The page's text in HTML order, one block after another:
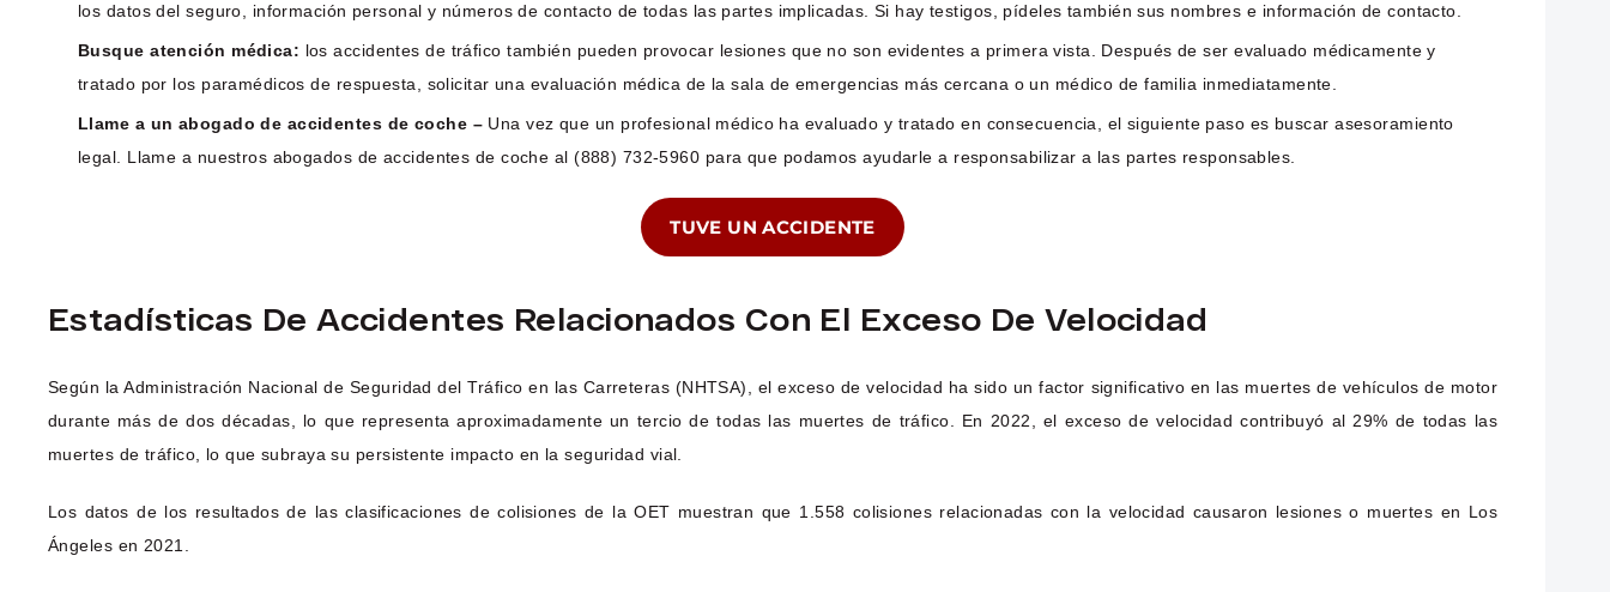
los datos del seguro, información personal y números de contacto de todas las partes implicadas. Si hay testigos, pídeles también sus nombres e información de contacto.
Busque atención médica: los accidentes de tráfico también pueden provocar lesiones que no son evidentes a primera vista. Después de ser evaluado médicamente y
tratado por los paramédicos de respuesta, solicitar una evaluación médica de la sala de emergencias más cercana o un médico de familia inmediatamente.
Llame a un abogado de accidentes de coche – Una vez que un profesional médico ha evaluado y tratado en consecuencia, el siguiente paso es buscar asesoramiento
legal. Llame a nuestros abogados de accidentes de coche al (888) 732-5960 para que podamos ayudarle a responsabilizar a las partes responsables.
TUVE UN ACCIDENTE
Estadísticas De Accidentes Relacionados Con El Exceso De Velocidad
Según la Administración Nacional de Seguridad del Tráfico en las Carreteras (NHTSA), el exceso de velocidad ha sido un factor significativo en las muertes de vehículos de motor
durante más de dos décadas, lo que representa aproximadamente un tercio de todas las muertes de tráfico. En 2022, el exceso de velocidad contribuyó al 29% de todas las
muertes de tráfico, lo que subraya su persistente impacto en la seguridad vial.
Los datos de los resultados de las clasificaciones de colisiones de la OET muestran que 1.558 colisiones relacionadas con la velocidad causaron lesiones o muertes en Los
Ángeles en 2021.